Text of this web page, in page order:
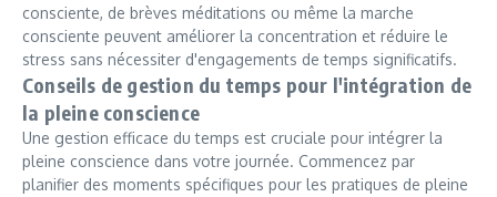
consciente, de brèves méditations ou même la marche
consciente peuvent améliorer la concentration et réduire le
stress sans nécessiter d'engagements de temps significatifs.
Conseils de gestion du temps pour l'intégration de
la pleine conscience
Une gestion efficace du temps est cruciale pour intégrer la
pleine conscience dans votre journée. Commencez par
planifier des moments spécifiques pour les pratiques de pleine